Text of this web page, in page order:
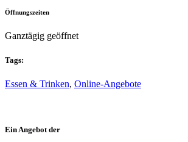
Öffnungszeiten
Ganztägig geöffnet
Tags:
Essen & Trinken, Online-Angebote
Ein Angebot der